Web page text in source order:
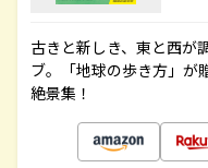
古きと新しき、東と西が
ブ。「地球の歩き方」が
絶景集！